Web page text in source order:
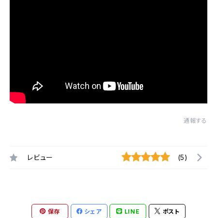
通報する
レビュー (5)
保存 シェア LINE ポスト